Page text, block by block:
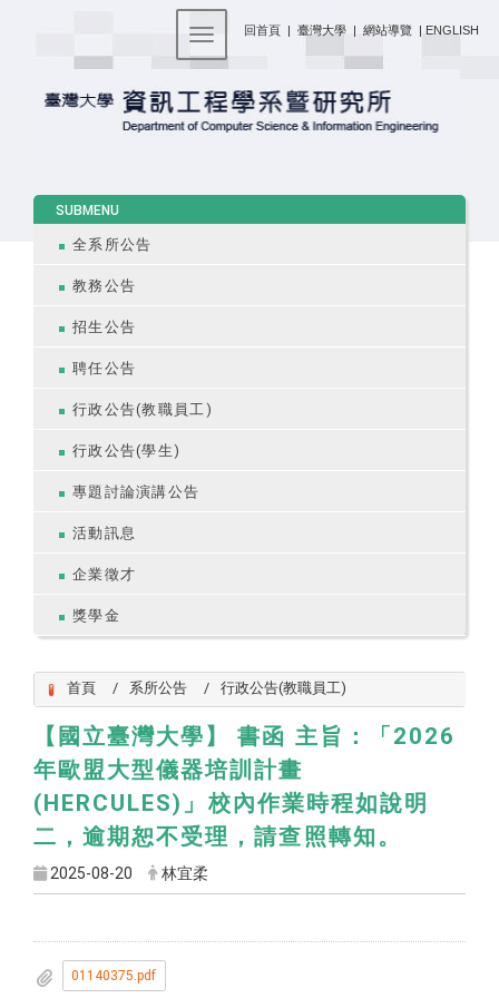
回首頁 | 臺灣大學 | 網站導覽 | ENGLISH
Toggle navigation
SUBMENU
全系所公告
教務公告
招生公告
聘任公告
行政公告(教職員工)
行政公告(學生)
專題討論演講公告
活動訊息
企業徵才
獎學金
首頁 系所公告 行政公告(教職員工)
【國立臺灣大學】 書函 主旨：「2026
年歐盟大型儀器培訓計畫
(HERCULES)」校內作業時程如說明
二，逾期恕不受理，請查照轉知。
2025-08-20 林宜柔
01140375.pdf